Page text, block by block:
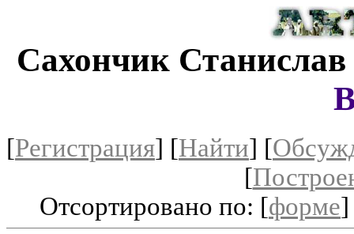
Сахончик
[Регистрация] [Найти] [
[
Отсортировано по: [форме